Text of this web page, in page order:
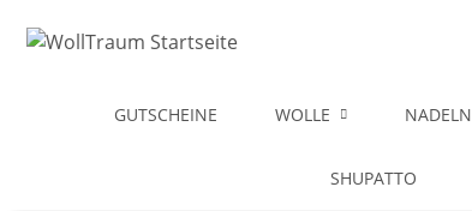
GUTSCHEINE WOLLE NADELN
SHUPATTO